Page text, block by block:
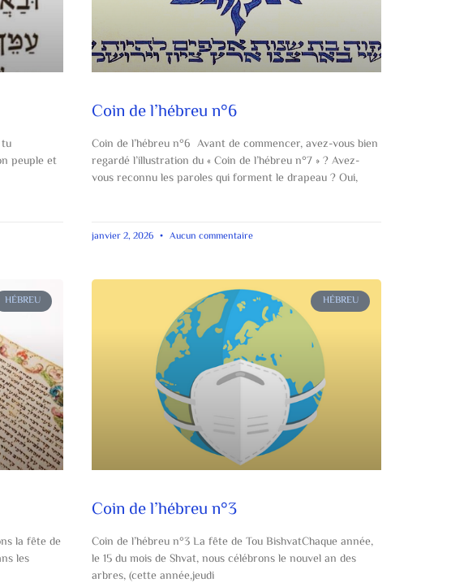
peuple et
Coin de l’hébreu n°6
Coin de l’hébreu n°6 Avant de commencer, avez-vous bien
regardé l’illustration du « Coin de l’hébreu n°7 » ? Avez-
vous reconnu les paroles qui forment le drapeau ? Oui,
janvier 2, 2026 Aucun commentaire
HÉBREU
la fête de
les
HÉBREU
Coin de l’hébreu n°3
Coin de l’hébreu n°3 La fête de Tou BishvatChaque année,
le 15 du mois de Shvat, nous célébrons le nouvel an des
arbres, (cette année,jeudi